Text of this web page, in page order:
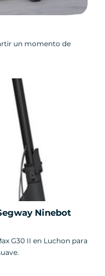
un momento de
Ninebot
G30 II en Luchon para